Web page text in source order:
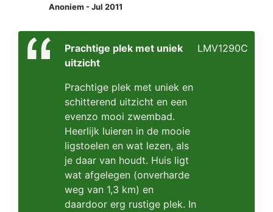
Anoniem - Jul 2011
Prachtige plek met uniek
uitzicht
Prachtige plek met uniek en
schitterend uitzicht en een
evenzo mooi zwembad.
Heerlijk luieren in de mooie
ligstoelen en wat lezen, als
je daar van houdt. Huis ligt
wat afgelegen (onverharde
weg van 1,3 km) en
daardoor erg rustige plek. In
LMV1290C